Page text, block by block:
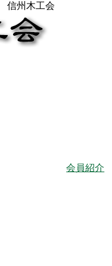
信州木工会
会員紹介